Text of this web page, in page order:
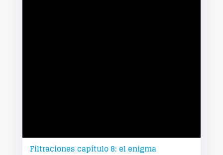
Filtraciones capítulo 8: el enigma